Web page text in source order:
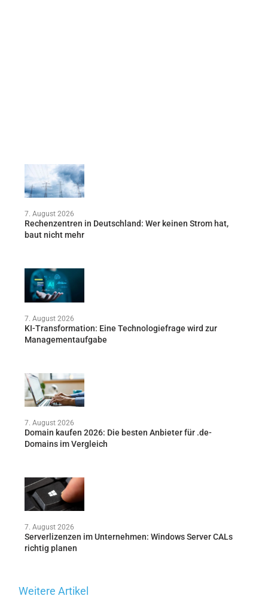
7. August 2026
Rechenzentren in Deutschland: Wer keinen Strom hat,
baut nicht mehr
7. August 2026
KI-Transformation: Eine Technologiefrage wird zur
Managementaufgabe
7. August 2026
Domain kaufen 2026: Die besten Anbieter für .de-
Domains im Vergleich
7. August 2026
Serverlizenzen im Unternehmen: Windows Server CALs
richtig planen
Weitere Artikel